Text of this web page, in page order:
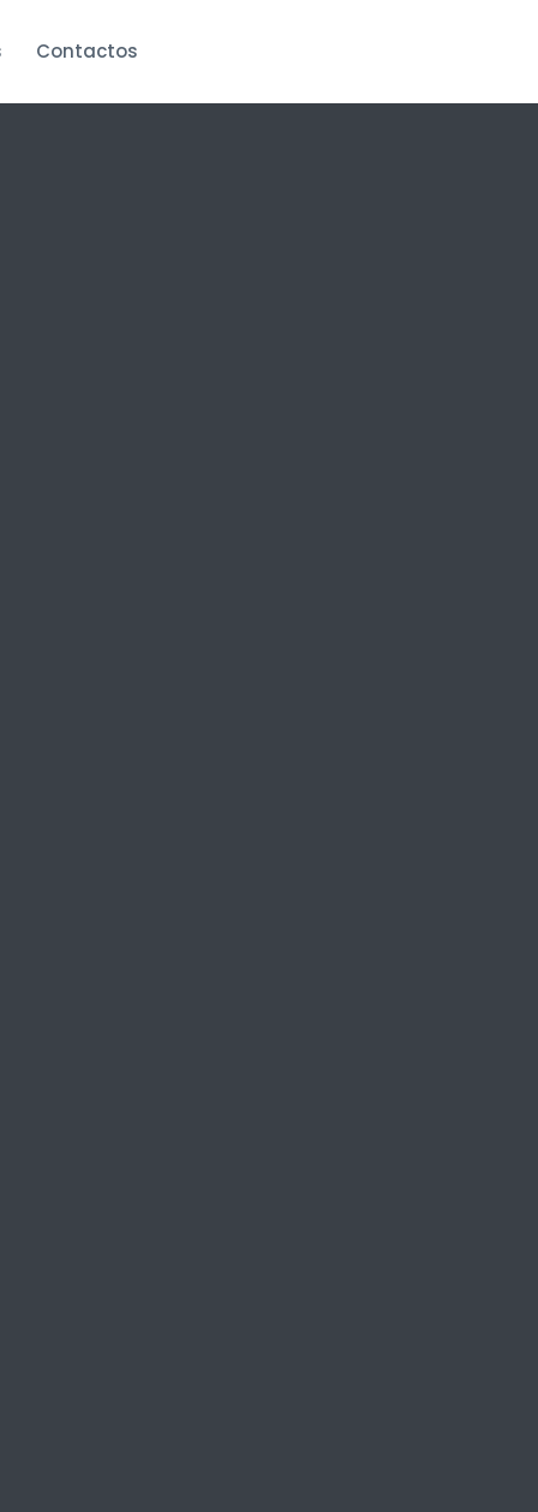
Contactos